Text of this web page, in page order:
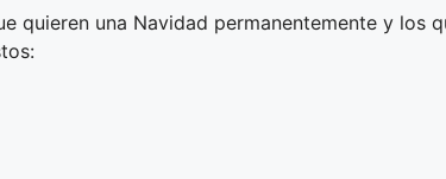
quieren una Navidad permanentemente y los